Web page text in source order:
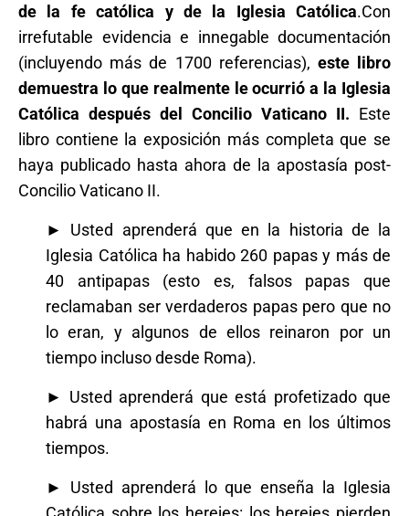
de la fe católica y de la Iglesia Católica.Con
irrefutable evidencia e innegable documentación
(incluyendo más de 1700 referencias), este libro
demuestra lo que realmente le ocurrió a la Iglesia
Católica después del Concilio Vaticano II. Este
libro contiene la exposición más completa que se
haya publicado hasta ahora de la apostasía post-
Concilio Vaticano II.
► Usted aprenderá que en la historia de la
Iglesia Católica ha habido 260 papas y más de
40 antipapas (esto es, falsos papas que
reclamaban ser verdaderos papas pero que no
lo eran, y algunos de ellos reinaron por un
tiempo incluso desde Roma).
► Usted aprenderá que está profetizado que
habrá una apostasía en Roma en los últimos
tiempos.
► Usted aprenderá lo que enseña la Iglesia